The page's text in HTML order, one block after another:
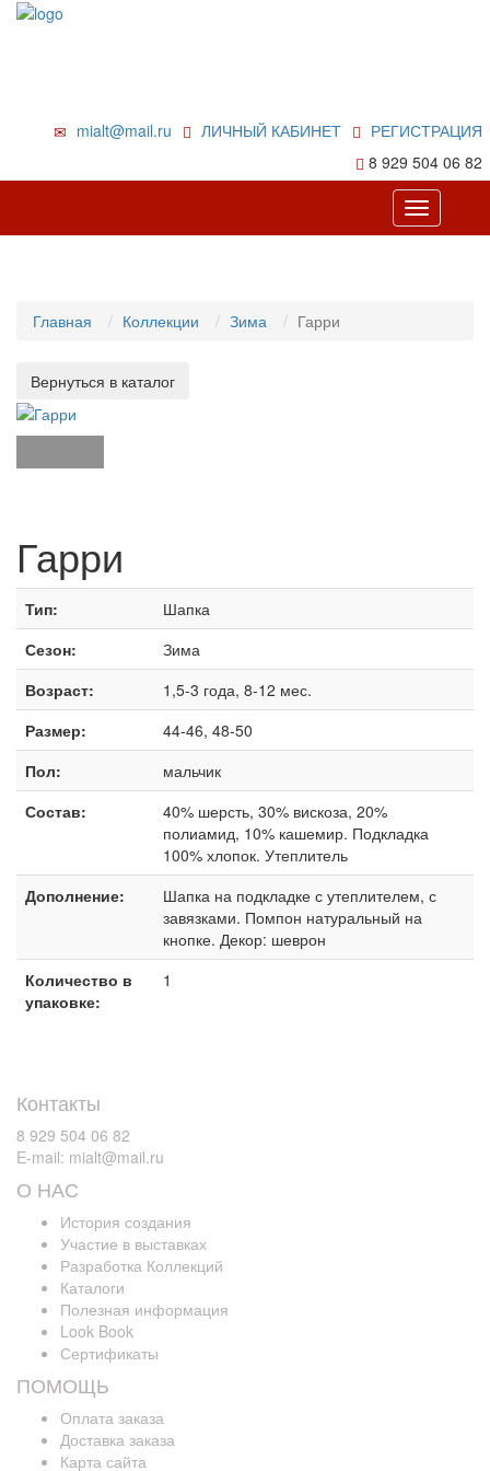
РЕГИСТРАЦИЯ
ЛИЧНЫЙ КАБИНЕТ
mialt@mail.ru
8 929 504 06 82
Toggle
navigation
Главная Коллекции Зима Гарри
Гарри
Тип:
Шапка
Сезон:
Зима
Возраст:
1,5-3 года, 8-12 мес.
Размер:
44-46, 48-50
Пол:
мальчик
Состав:
40% шерсть, 30% вискоза, 20%
полиамид, 10% кашемир. Подкладка
100% хлопок. Утеплитель
Дополнение:
Шапка на подкладке с утеплителем, с
завязками. Помпон натуральный на
кнопке. Декор: шеврон
Количество в
упаковке:
1
Контакты
8 929 504 06 82
E-mail: mialt@mail.ru
О НАС
История создания
Участие в выставках
Разработка Коллекций
Каталоги
Полезная информация
Look Book
Сертификаты
ПОМОЩЬ
Оплата заказа
Доставка заказа
Карта сайта